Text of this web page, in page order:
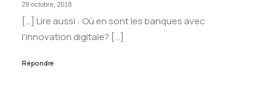
29 octobre, 2018
[…] Lire aussi : Où en sont les banques avec
l’innovation digitale? […]
Répondre